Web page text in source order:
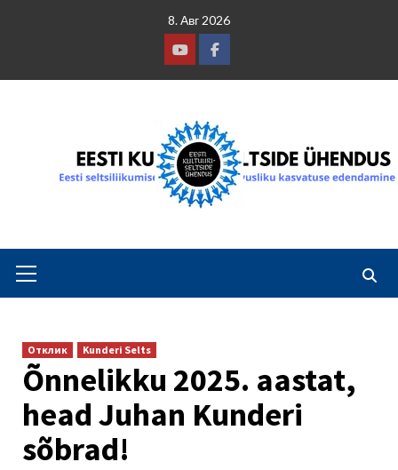
8. Авг 2026
YoutubeFacebook
Menu
Отклик Kunderi Selts
Õnnelikku 2025. aastat,
head Juhan Kunderi
sõbrad!